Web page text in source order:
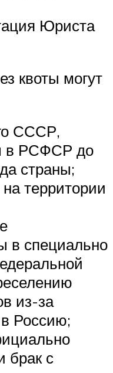
Юриста
квоты могут
СССР,
в РСФСР до
страны;
территории
в специально
из-за
Россию;
брак с